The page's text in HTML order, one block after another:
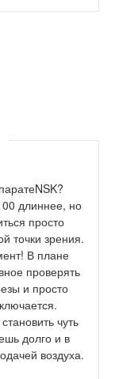
длиннее, но
просто
точки зрения.
В плане
проверять
и просто
чуть
долго и в
воздуха.